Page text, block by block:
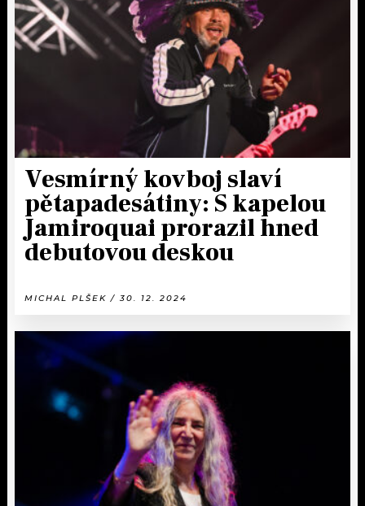
KALENDÁŘ
KVÍZY
TRENDY
MIX
OSTATNÍ
PROGRAM
PLAYLIST
Vesmírný kovboj slaví
pětapadesátiny: S kapelou
Jamiroquai prorazil hned
debutovou deskou
MICHAL PLŠEK / 30. 12. 2024